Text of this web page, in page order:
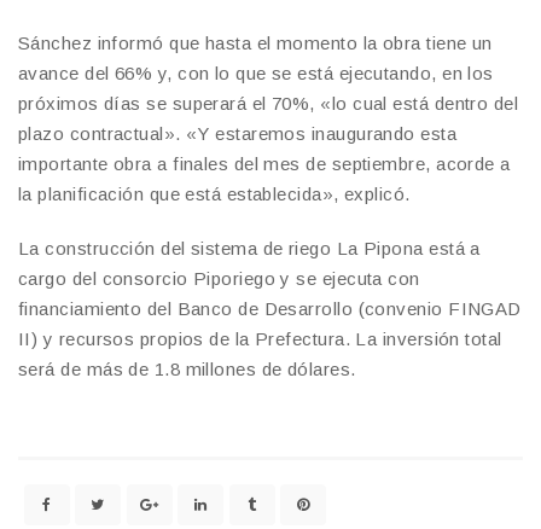
Sánchez informó que hasta el momento la obra tiene un
avance del 66% y, con lo que se está ejecutando, en los
próximos días se superará el 70%, «lo cual está dentro del
plazo contractual». «Y estaremos inaugurando esta
importante obra a finales del mes de septiembre, acorde a
la planificación que está establecida», explicó.
La construcción del sistema de riego La Pipona está a
cargo del consorcio Piporiego y se ejecuta con
financiamiento del Banco de Desarrollo (convenio FINGAD
II) y recursos propios de la Prefectura. La inversión total
será de más de 1.8 millones de dólares.